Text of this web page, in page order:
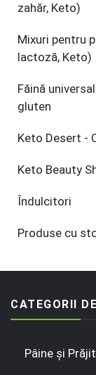
zahăr, Keto)
Mixuri pentru
lactoză, Keto)
Făină
gluten
Keto Desert -
Keto Beauty
Îndulcitori
Produse cu
CATEGORII
Pâine și